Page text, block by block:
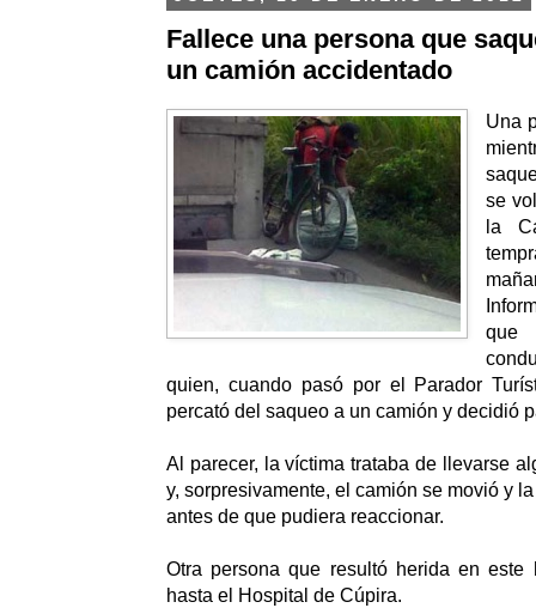
Fallece una persona que
un camión accidentado
Una
se
la
quien, cuando pasó por el Parador
percató del saqueo a un camión y decidió
Al parecer, la víctima trataba de llevarse
y, sorpresivamente, el camión se movió y
antes de que pudiera reaccionar.
Otra persona que resultó herida en este
hasta el Hospital de Cúpira.